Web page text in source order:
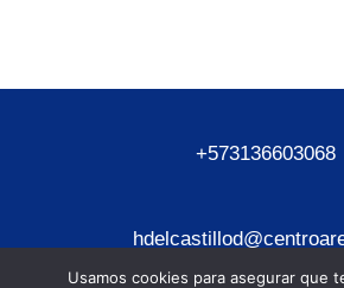
+573136603068
Usamos cookies para asegurar que